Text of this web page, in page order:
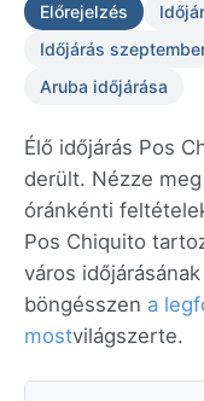
Előrejelzés
Időjárás
Aruba időjárása
Élő időjárás Pos
derült. Nézze
óránkénti
Pos Chiquito
város
böngésszen a
mostvilágszerte.